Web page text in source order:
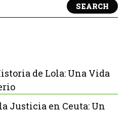
SEARCH
de Lola: Una Vida
Justicia en Ceuta: Un